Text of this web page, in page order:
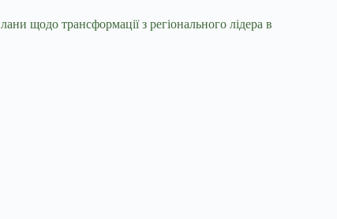
щодо трансформації з регіонального лідера в